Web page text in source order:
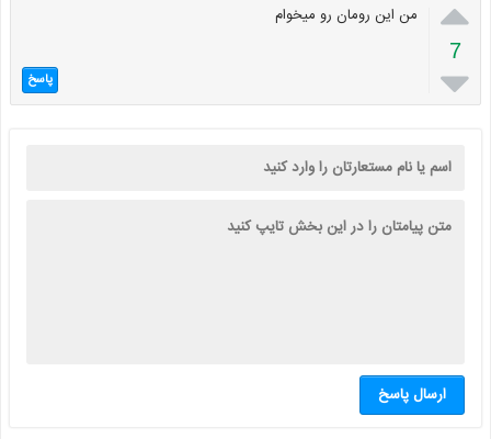

7

من این رومان رو میخوام
پاسخ
ارسال پاسخ